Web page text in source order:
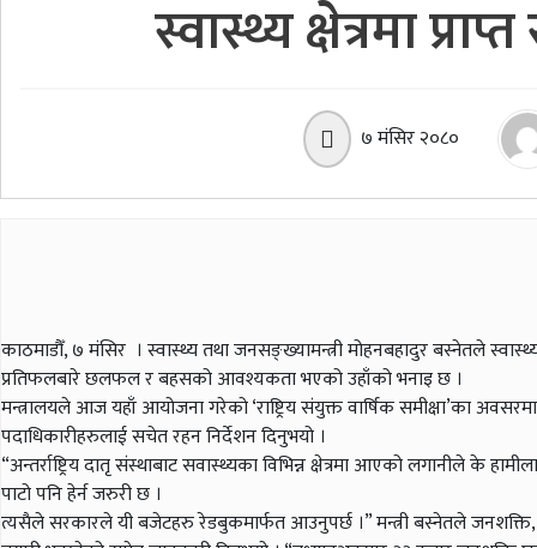
स्वास्थ्य क्षेत्रमा
७ मंसिर २०८०
काठमाडौँ, ७ मंसिर । स्वास्थ्य तथा जनसङ्ख्यामन्त्री मोहनबहादुर बस्नेतले
प्रतिफलबारे छलफल र बहसको आवश्यकता भएको उहाँको भनाइ छ ।
मन्त्रालयले आज यहाँ आयोजना गरेको ‘राष्ट्रिय संयुक्त वार्षिक समीक्षा’का
पदाधिकारीहरुलाई सचेत रहन निर्देशन दिनुभयो ।
“अन्तर्राष्ट्रिय दातृ संस्थाबाट सवास्थ्यका विभिन्न क्षेत्रमा आएको लगानीले
पाटो पनि हेर्न जरुरी छ ।
त्यसैले सरकारले यी बजेटहरु रेडबुकमार्फत आउनुपर्छ ।” मन्त्री बस्नेतले जनशक्ति,